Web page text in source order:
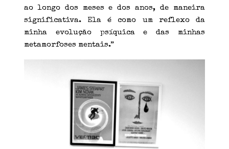
ao longo dos meses e dos anos, de maneira
significativa. Ela é como um reflexo da
minha evolução psíquica e das minhas
metamorfoses mentais.”